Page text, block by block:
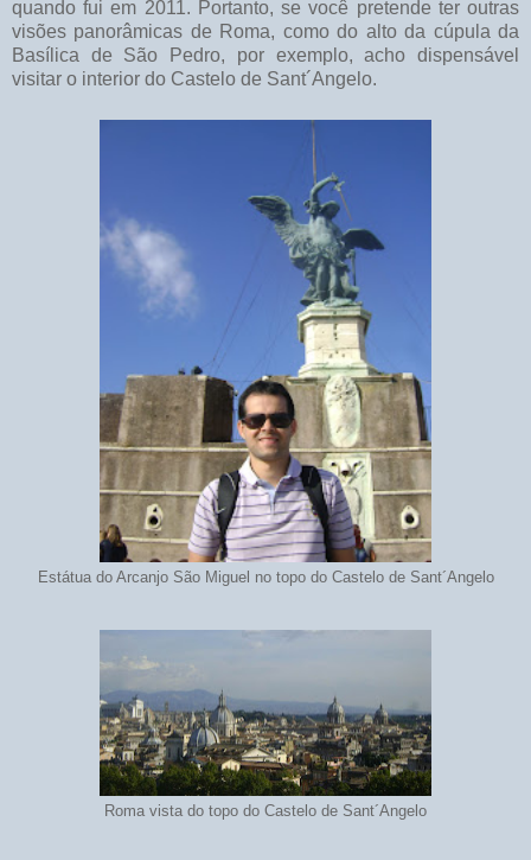
quando fui em 2011. Portanto, se você pretende ter outras
visões panorâmicas de Roma, como do alto da cúpula da
Basílica de São Pedro, por exemplo, acho dispensável
visitar o interior do Castelo de Sant´Angelo.
Estátua do Arcanjo São Miguel no topo do Castelo de Sant´Angelo
Roma vista do topo do Castelo de Sant´Angelo